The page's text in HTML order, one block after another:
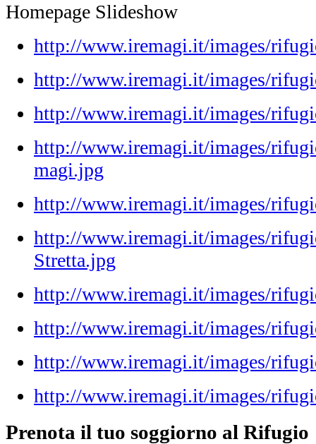
Homepage Slideshow
http://www.iremagi.it/images/
http://www.iremagi.it/images/
http://www.iremagi.it/images/
http://www.iremagi.it/images/
magi.jpg
http://www.iremagi.it/images/
http://www.iremagi.it/images/
Stretta.jpg
http://www.iremagi.it/images/
http://www.iremagi.it/images/
http://www.iremagi.it/images/
http://www.iremagi.it/images/
Prenota il tuo soggiorno al